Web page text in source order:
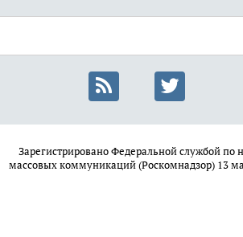
Зарегистрировано Федеральной службой
массовых коммуникаций (Роскомнадзор) 13